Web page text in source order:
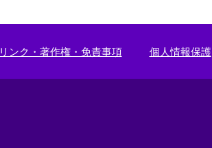
リンク・著作権・免責事項 個人情報保護